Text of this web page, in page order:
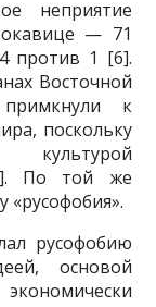
неприятие
— 71
против 1 [6].
Восточной
к
поскольку
По той же
«русофобия».
русофобию
основой